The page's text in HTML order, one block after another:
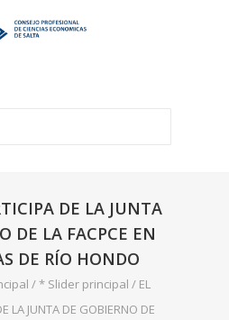
DE LA JUNTA
DE LA FACPCE EN
DE RÍO HONDO
/* Slider principal / EL
LA JUNTA DE GOBIERNO DE